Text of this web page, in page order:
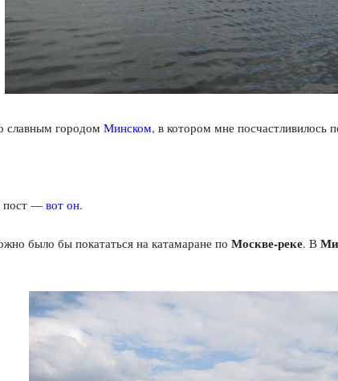
славным городом Минском, в котором мне посчастливилось
пост — вот он.
было бы покататься на катамаране по Москве-реке. В